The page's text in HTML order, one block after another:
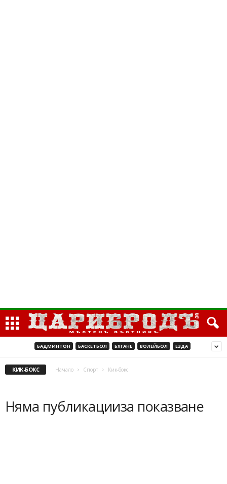
БАДМИНТОН БАСКЕТБОЛ БЯГАНЕ ВОЛЕЙБОЛ ЕЗДА
КИК-БОКС Начало Спорт Кик-бокс
Няма публикацииза показване